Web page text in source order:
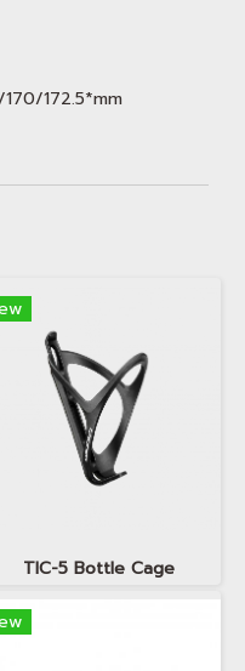
172.5*mm
TIC-5 Bottle Cage